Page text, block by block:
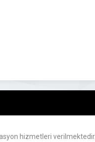
hizmetleri